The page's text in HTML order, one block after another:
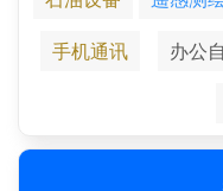
手机通讯
办公